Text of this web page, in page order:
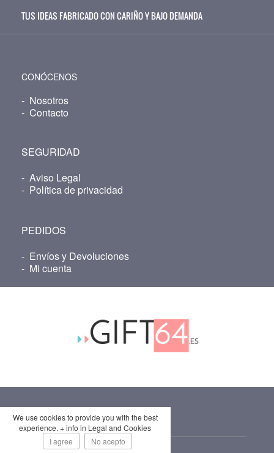
We use cookies to provide you with the best
experience. + info in Legal and Cookies
I agree
No acepto
TUS IDEAS FABRICADO CON CARIÑO Y BAJO DEMANDA
CONÓCENOS
- Nosotros
- Contacto
SEGURIDAD
- Aviso Legal
- Política de privacidad
PEDIDOS
- Envíos y Devoluciones
- Mi cuenta
ROPA PERSONALIZADA